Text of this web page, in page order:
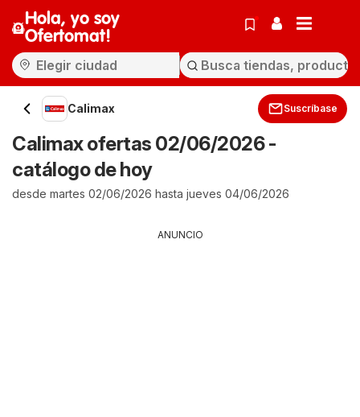
Hola, yo soy
Ofertomat!
Calimax Suscríbase
Calimax ofertas 02/06/2026 -
catálogo de hoy
desde martes 02/06/2026 hasta jueves 04/06/2026
ANUNCIO